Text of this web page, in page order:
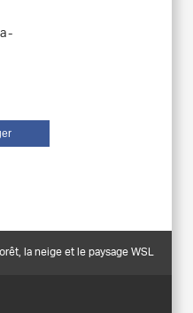
la neige et le paysage WSL